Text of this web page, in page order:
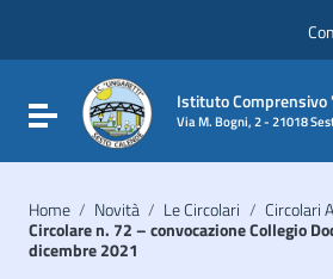
Vai al footer
Attiva / disattiva la navigazione
Istituto
Via M. Bogni, 2 - 21018
Home / Novità / Le Circolari / Circolari
Circolare n. 72 – convocazione Collegio
dicembre 2021